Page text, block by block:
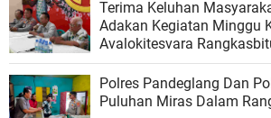
Terima Keluhan
Adakan Kegiatan Minggu
Avalokitesvara
Polres Pandeglang Dan
Puluhan Miras Dalam